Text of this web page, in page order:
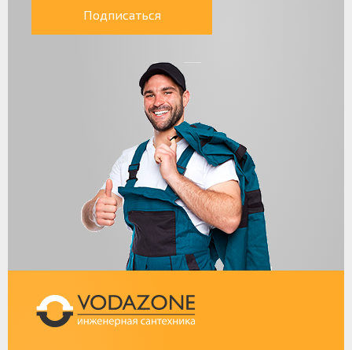
Подписаться